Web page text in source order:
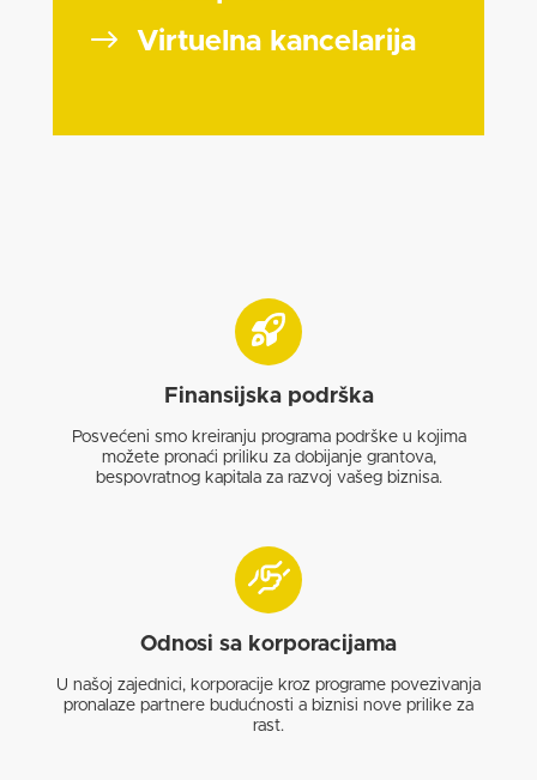
Virtuelna kancelarija
Finansijska podrška
Posvećeni smo kreiranju programa podrške u kojima
možete pronaći priliku za dobijanje grantova,
bespovratnog kapitala za razvoj vašeg biznisa.
Odnosi sa korporacijama
U našoj zajednici, korporacije kroz programe povezivanja
pronalaze partnere budućnosti a biznisi nove prilike za
rast.